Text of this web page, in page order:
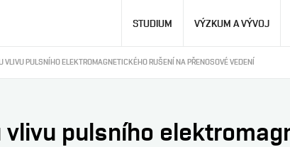
STUDIUM VÝZKUM A VÝVOJ
PULSNÍHO ELEKTROMAGNETICKÉHO RUŠENÍ NA PŘENOSOVÉ VEDENÍ
pulsního